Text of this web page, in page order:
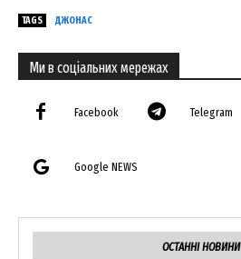
TAGS ДЖОНАС
Ми в соціальних мережах
Facebook Telegram
Google NEWS
ОСТАННІ НОВИНИ